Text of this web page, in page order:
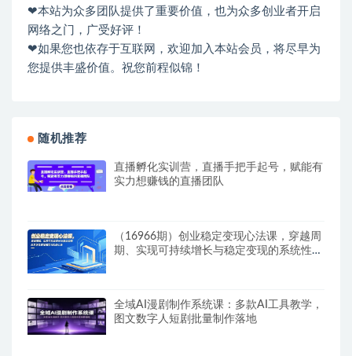
❤本站为众多团队提供了重要价值，也为众多创业者开启
网络之门，广受好评！
❤如果您也依存于互联网，欢迎加入本站会员，将尽早为
您提供丰盛价值。祝您前程似锦！
随机推荐
直播孵化实训营，直播手把手起号，赋能有
实力想赚钱的直播团队
（16966期）创业稳定变现心法课，穿越周
期、实现可持续增长与稳定变现的系统性思
全域AI漫剧制作系统课：多款AI工具教学，
图文数字人短剧批量制作落地